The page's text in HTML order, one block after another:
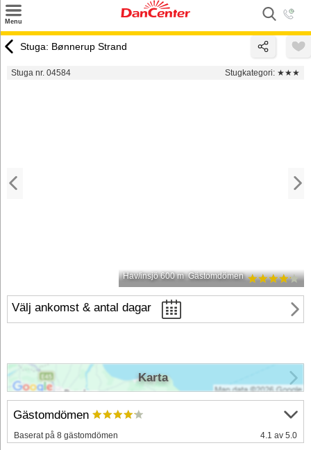
Menu
Tilbud
Stuga: Bønnerup Strand
Stuga nr. 04584 Stugkategori: ★★★
Hav/insjö 600 m Gästomdömen
Välj ankomst & antal dagar
Gästomdömen
Baserat på 8 gästomdömen 4.1 av 5.0
Karta